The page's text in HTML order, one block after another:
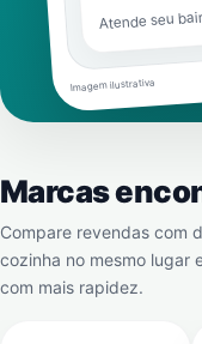
Atende seu
Imagem ilustrativa
Marcas
Compare revendas com
cozinha no mesmo lugar
com mais rapidez.